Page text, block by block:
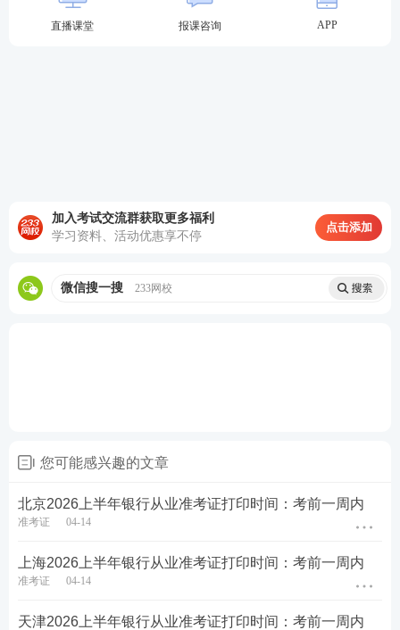
准考证打印时间一般在 考前1周内
，如未在规定时间
浙江2026上半年银行从业准考证打印常见问题
1、2026上半年银行从业准考证打印入口在哪里？
【中国银行业协会网站】考试服务平台打印，如
未在规定时间内打印准考证，视为自愿弃考，将
无法参加考试。建议大家尽早打印好准考证，并
直播课堂 报课咨询 APP
加入考试交流群获取更多福利
学习资料、活动优惠享不停
点击添加
微信搜一搜 233网校
您可能感兴趣的文章
北京2026上半年银行从业准考证打印时间：考前一周内
准考证 04-14
上海2026上半年银行从业准考证打印时间：考前一周内
准考证 04-14
天津2026上半年银行从业准考证打印时间：考前一周内